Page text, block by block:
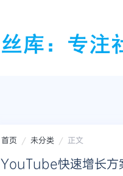
首页 未分类 正文
YouTube快速增长方